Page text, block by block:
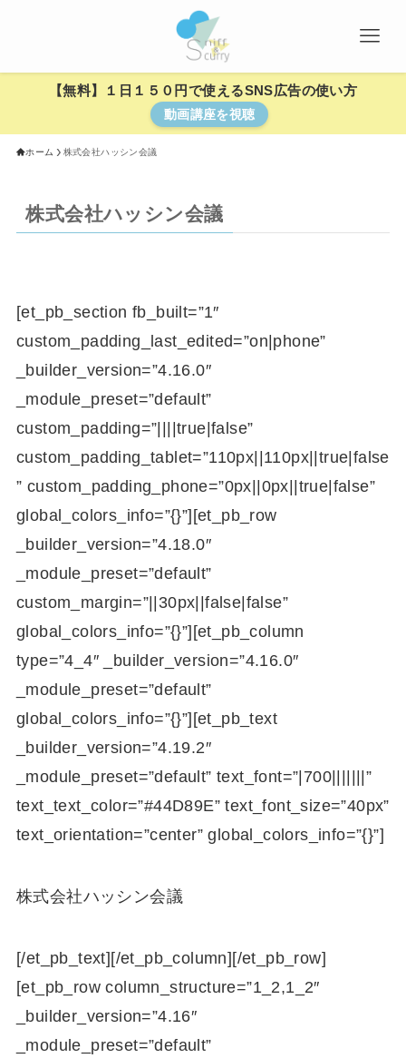
【無料】１日１５０円で使えるSNS広告の使い方
動画講座を視聴
ホーム 株式会社ハッシン会議
株式会社ハッシン会議
[et_pb_section fb_built=”1″
custom_padding_last_edited=”on|phone”
_builder_version=”4.16.0″
_module_preset=”default”
custom_padding=”||||true|false”
custom_padding_tablet=”110px||110px||true|false
” custom_padding_phone=”0px||0px||true|false”
global_colors_info=”{}”][et_pb_row
_builder_version=”4.18.0″
_module_preset=”default”
custom_margin=”||30px||false|false”
global_colors_info=”{}”][et_pb_column
type=”4_4″ _builder_version=”4.16.0″
_module_preset=”default”
global_colors_info=”{}”][et_pb_text
_builder_version=”4.19.2″
_module_preset=”default” text_font=”|700|||||||”
text_text_color=”#44D89E” text_font_size=”40px”
text_orientation=”center” global_colors_info=”{}”]
株式会社ハッシン会議
[/et_pb_text][/et_pb_column][/et_pb_row]
[et_pb_row column_structure=”1_2,1_2″
_builder_version=”4.16″
_module_preset=”default”